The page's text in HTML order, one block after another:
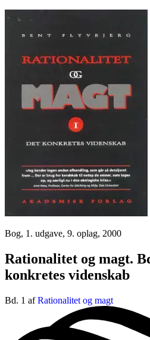
Bog, 1. udgave, 9. oplag, 2000
Rationalitet og magt.
konkretes videnskab
Bd. 1 afRationalitet og magt